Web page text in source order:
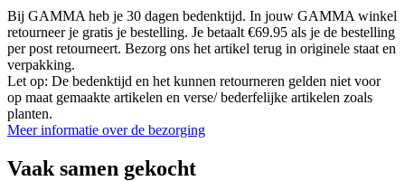
Bij GAMMA heb je 30 dagen bedenktijd. In jouw GAMMA winkel
retourneer je gratis je bestelling. Je betaalt €69.95 als je de bestelling
per post retourneert. Bezorg ons het artikel terug in originele staat en
verpakking.
Let op: De bedenktijd en het kunnen retourneren gelden niet voor
op maat gemaakte artikelen en verse/ bederfelijke artikelen zoals
planten.
Meer informatie over de bezorging
Vaak samen gekocht